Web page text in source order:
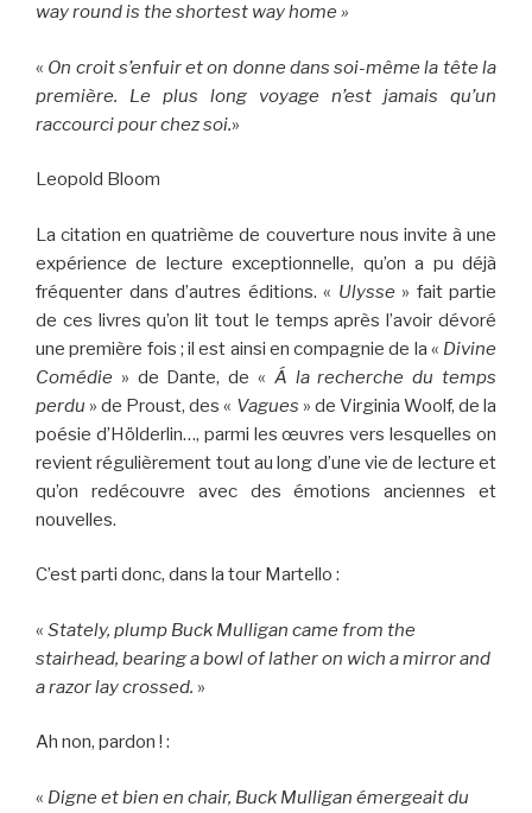
way round is the shortest way home »
« On croit s’enfuir et on donne dans soi-même la tête la
première. Le plus long voyage n’est jamais qu’un
raccourci pour chez soi.»
Leopold Bloom
La citation en quatrième de couverture nous invite à une
expérience de lecture exceptionnelle, qu’on a pu déjà
fréquenter dans d’autres éditions. « Ulysse » fait partie
de ces livres qu’on lit tout le temps après l’avoir dévoré
une première fois ; il est ainsi en compagnie de la « Divine
Comédie » de Dante, de « Á la recherche du temps
perdu » de Proust, des « Vagues » de Virginia Woolf, de la
poésie d’Hölderlin…, parmi les œuvres vers lesquelles on
revient régulièrement tout au long d’une vie de lecture et
qu’on redécouvre avec des émotions anciennes et
nouvelles.
C’est parti donc, dans la tour Martello :
« Stately, plump Buck Mulligan came from the
stairhead, bearing a bowl of lather on wich a mirror and
a razor lay crossed. »
Ah non, pardon ! :
« Digne et bien en chair, Buck Mulligan émergeait du